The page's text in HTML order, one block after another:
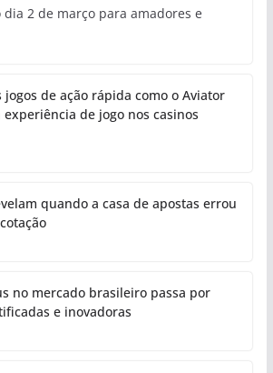
2 de março para amadores e
jogos de ação rápida como o Aviator
de jogo nos casinos
quando a casa de apostas errou
no mercado brasileiro passa por
e inovadoras